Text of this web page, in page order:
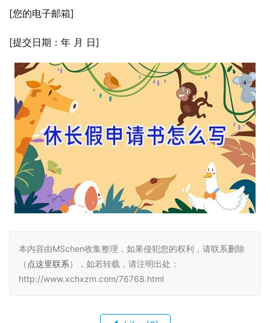
[您的电子邮箱]
[提交日期：年 月 日]
本内容由MSchen收集整理，如果侵犯您的权利，请联系删除
（ 点这里联系），如若转载，请注明出处：
http://www.xchxzm.com/76768.html